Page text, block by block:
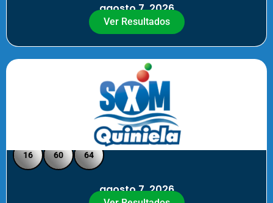
agosto 7, 2026
Ver Resultados
Quiniela SXM - Noche
16 60 64
agosto 7, 2026